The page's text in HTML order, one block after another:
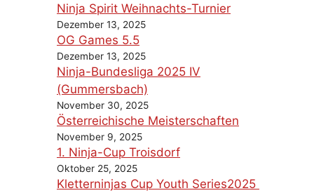
Ninja Spirit Weihnachts-Turnier
Dezember 13, 2025
OG Games 5.5
Dezember 13, 2025
Ninja-Bundesliga 2025 IV
(Gummersbach)
November 30, 2025
Österreichische Meisterschaften
November 9, 2025
1. Ninja-Cup Troisdorf
Oktober 25, 2025
Kletterninjas Cup Youth Series2025